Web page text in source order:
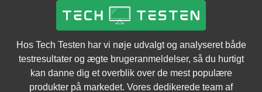
Hos Tech Testen har vi nøje udvalgt og analyseret både
testresultater og ægte brugeranmeldelser, så du hurtigt
kan danne dig et overblik over de mest populære
produkter på markedet. Vores dedikerede team af